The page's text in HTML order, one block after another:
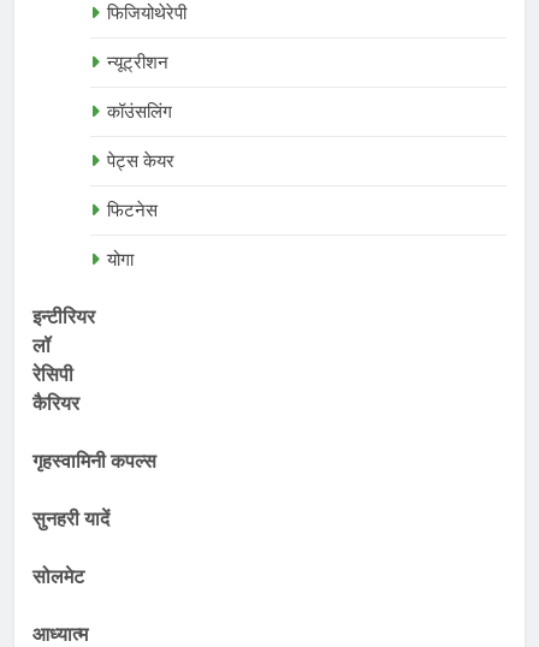
फिजियोथेरेपी
न्यूट्रीशन
कॉउंसलिंग
पेट्स केयर
फिटनेस
योगा
इन्टीरियर
लॉ
रेसिपी
कैरियर
गृहस्वामिनी कपल्स
सुनहरी यादें
सोलमेट
आध्यात्म